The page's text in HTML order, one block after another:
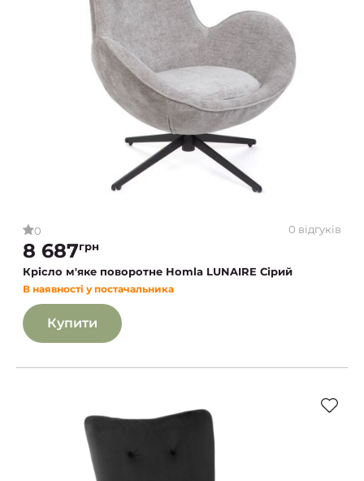
0 0 відгуків
8 687грн
Крісло м'яке поворотне Homla LUNAIRE Сірий
В наявності у постачальника
Купити